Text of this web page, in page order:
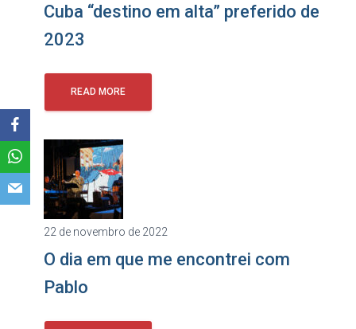
Cuba “destino em alta” preferido de
2023
READ MORE
22 de novembro de 2022
O dia em que me encontrei com
Pablo